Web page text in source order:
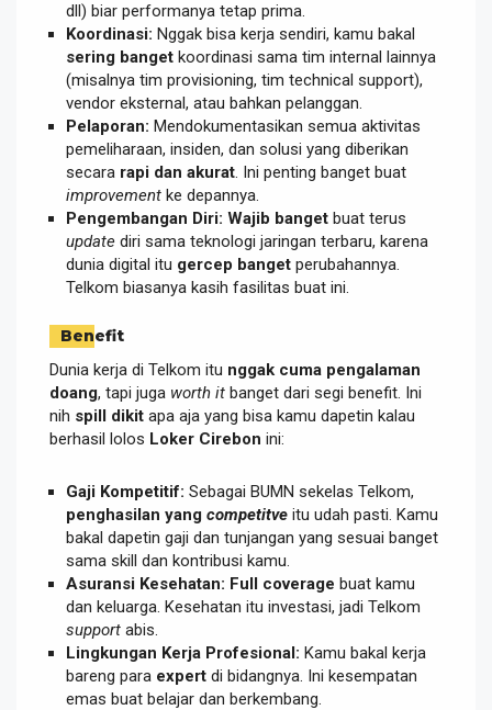
dll) biar performanya tetap prima.
Koordinasi: Nggak bisa kerja sendiri, kamu bakal
sering banget koordinasi sama tim internal lainnya
(misalnya tim provisioning, tim technical support),
vendor eksternal, atau bahkan pelanggan.
Pelaporan: Mendokumentasikan semua aktivitas
pemeliharaan, insiden, dan solusi yang diberikan
secara rapi dan akurat. Ini penting banget buat
improvement ke depannya.
Pengembangan Diri: Wajib banget buat terus
update diri sama teknologi jaringan terbaru, karena
dunia digital itu gercep banget perubahannya.
Telkom biasanya kasih fasilitas buat ini.
Benefit
Dunia kerja di Telkom itu nggak cuma pengalaman
doang, tapi juga worth it banget dari segi benefit. Ini
nih spill dikit apa aja yang bisa kamu dapetin kalau
berhasil lolos Loker Cirebon ini:
Gaji Kompetitif: Sebagai BUMN sekelas Telkom,
penghasilan yang competitve itu udah pasti. Kamu
bakal dapetin gaji dan tunjangan yang sesuai banget
sama skill dan kontribusi kamu.
Asuransi Kesehatan: Full coverage buat kamu
dan keluarga. Kesehatan itu investasi, jadi Telkom
support abis.
Lingkungan Kerja Profesional: Kamu bakal kerja
bareng para expert di bidangnya. Ini kesempatan
emas buat belajar dan berkembang.